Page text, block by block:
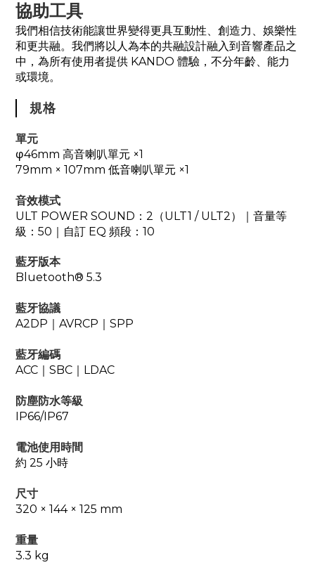
協助工具
我們相信技術能讓世界變得更具互動性、創造力、娛樂性
和更共融。我們將以人為本的共融設計融入到音響產品之
中，為所有使用者提供 KANDO 體驗，不分年齡、能力
或環境。
規格
單元
φ46mm 高音喇叭單元 ×1
79mm × 107mm 低音喇叭單元 ×1
音效模式
ULT POWER SOUND：2（ULT1 / ULT2）｜音量等
級：50｜自訂 EQ 頻段：10
藍牙版本
Bluetooth® 5.3
藍牙協議
A2DP｜AVRCP｜SPP
藍牙編碼
ACC｜SBC ｜LDAC
防塵防水等級
IP66/IP67
電池使用時間
約 25 小時
尺寸
320 × 144 × 125 mm
重量
3.3 kg